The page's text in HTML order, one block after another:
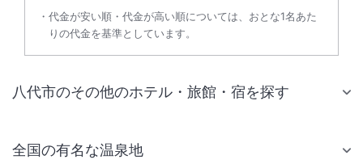
代金が安い順・代金が高い順については、おとな1名あた
りの代金を基準としています。
八代市のその他のホテル・旅館・宿を探す
全国の有名な温泉地